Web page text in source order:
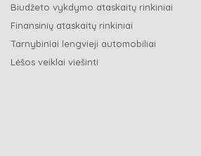
Biudžeto vykdymo ataskaitų rinkiniai
Finansinių ataskaitų rinkiniai
Tarnybiniai lengvieji automobiliai
Lėšos veiklai viešinti